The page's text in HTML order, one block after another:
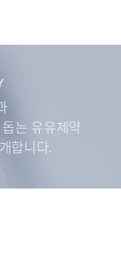
는 유유제약
합니다.